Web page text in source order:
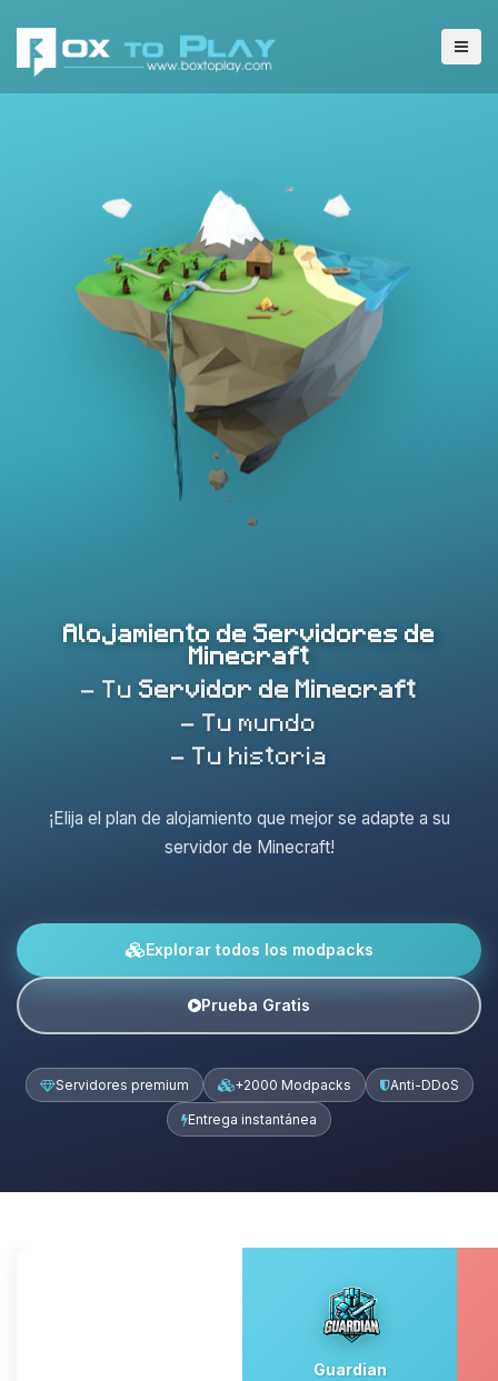
Alojamiento de Servidores de
Minecraft
- Tu Servidor de Minecraft
- Tu mundo
- Tu historia
¡Elija el plan de alojamiento que mejor se adapte a su
servidor de Minecraft!
Explorar todos los modpacks
Prueba Gratis
Servidores premium +2000 Modpacks Anti-DDoS
Entrega instantánea
Guardian